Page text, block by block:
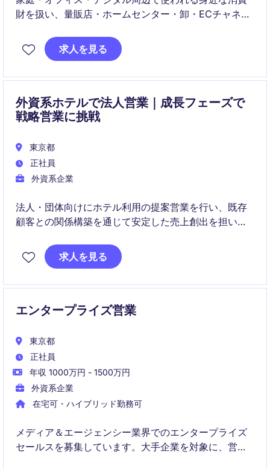
財を扱い、量販店・ホームセンター・卸・ECチャネル
既存取引先との関係構築に加え、新商品の提案、販売
求人を見る
外資系ホテルで法人営業｜成長フェーズで
戦略営業に挑戦
東京都
正社員
外資系企業
法人・団体向けにホテル利用の提案営業を行い、既存
顧客との関係構築を通じて安定した売上創出を担いま
データや市場動向を踏まえた販売戦略の立案・実行に
求人を見る
エンタープライズ営業
東京都
正社員
年収 1000万円 - 1500万円
外資系企業
在宅可・ハイブリッド勤務可
メディア＆エージェンシー業界でのエンタープライズ
セールスを募集しています。大手企業を対象に、営業